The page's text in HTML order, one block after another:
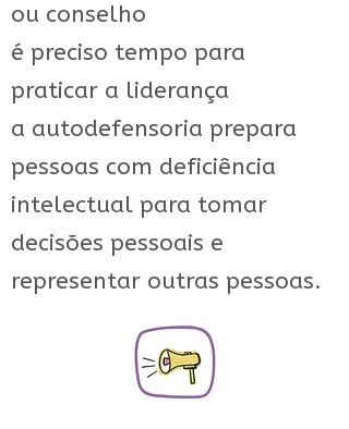
ou conselho
é preciso tempo para
praticar a liderança
a autodefensoria prepara
pessoas com deficiência
intelectual para tomar
decisões pessoais e
representar outras pessoas.